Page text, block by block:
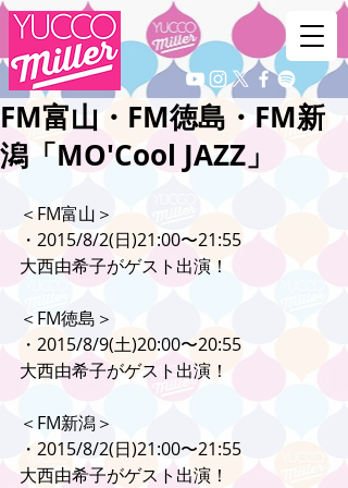
FM富山・FM徳島・FM新
潟「MO'Cool JAZZ」
＜FM富山＞
・2015/8/2(日)21:00〜21:55
大西由希子がゲスト出演！
＜FM徳島＞
・2015/8/9(土)20:00〜20:55
大西由希子がゲスト出演！
＜FM新潟＞
・2015/8/2(日)21:00〜21:55
大西由希子がゲスト出演！